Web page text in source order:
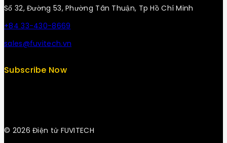
Số 32, Đường 53, Phường Tân Thuận, Tp Hồ Chí Minh
+84 33-430-8669
sales@fuvitech.vn
Subscribe Now
© 2026 Điện tử FUVITECH